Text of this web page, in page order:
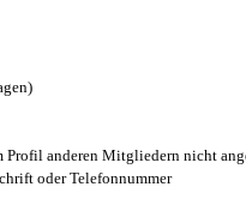
anderen Mitgliedern nicht
oder Telefonnummer